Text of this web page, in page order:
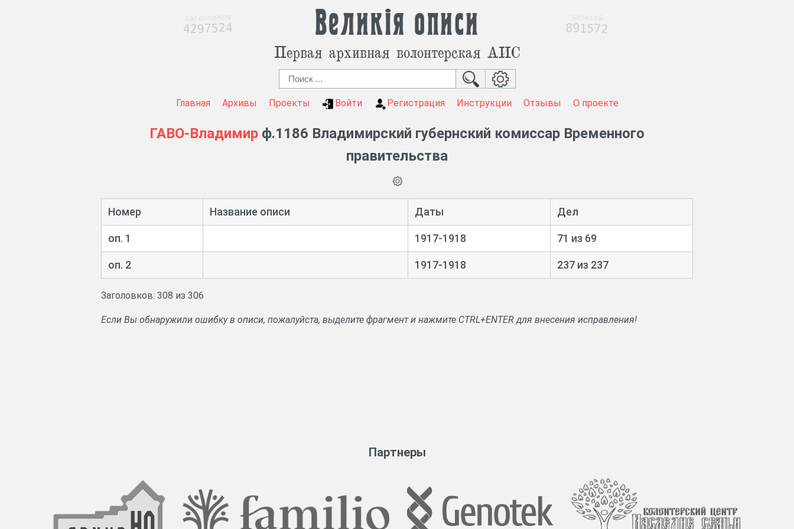
Великія описи
Первая архивная волонтерская АИС
Главная Архивы Проекты Войти Регистрация Инструкции Отзывы О проекте
ГАВО-Владимир ф.1186 Владимирский губернский комиссар Временного
правительства
Номер Название описи Даты Дел
оп. 1 1917-1918 71 из 69
оп. 2 1917-1918 237 из 237
Заголовков: 308 из 306
Если Вы обнаружили ошибку в описи, пожалуйста, выделите фрагмент и нажмите CTRL+ENTER для внесения исправления!
Партнеры
4297524 891572